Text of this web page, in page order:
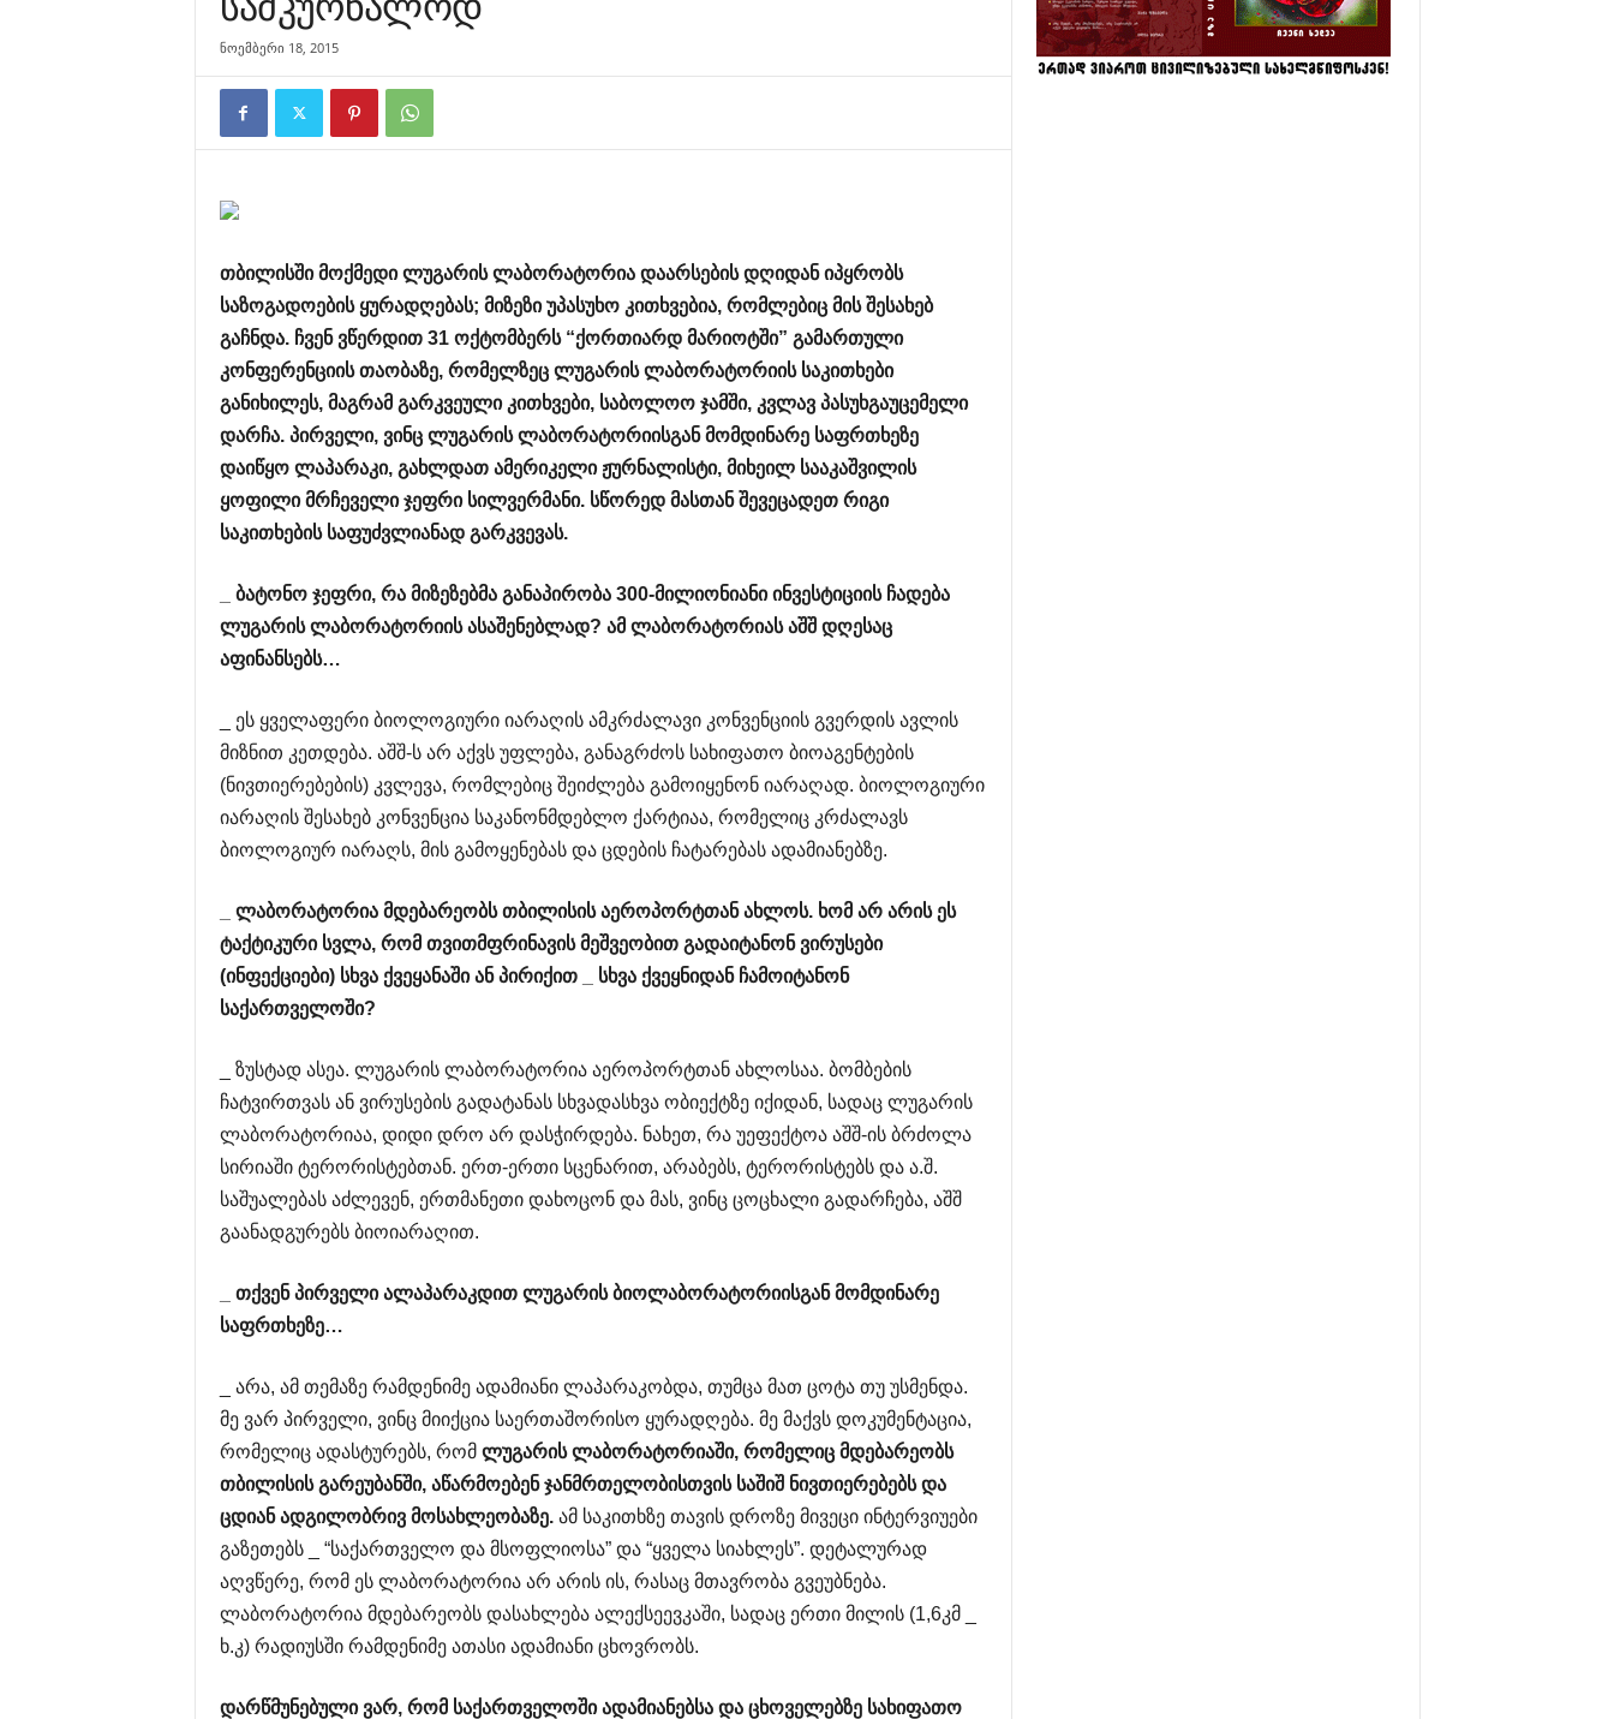
ნოემბერი 18, 2015
თბილისში მოქმედი ლუგარის ლაბორატორია დაარსების დღიდან იპყრობს
საზოგადოების ყურადღებას; მიზეზი უპასუხო კითხვებია, რომლებიც მის შესახებ
გაჩნდა. ჩვენ ვწერდით 31 ოქტომბერს “ქორთიარდ მარიოტში” გამართული
კონფერენციის თაობაზე, რომელზეც ლუგარის ლაბორატორიის საკითხები
განიხილეს, მაგრამ გარკვეული კითხვები, საბოლოო ჯამში, კვლავ პასუხგაუცემელი
დარჩა. პირველი, ვინც ლუგარის ლაბორატორიისგან მომდინარე საფრთხეზე
დაიწყო ლაპარაკი, გახლდათ ამერიკელი ჟურნალისტი, მიხეილ სააკაშვილის
ყოფილი მრჩეველი ჯეფრი სილვერმანი. სწორედ მასთან შევეცადეთ რიგი
საკითხების საფუძვლიანად გარკვევას.
ბატონო ჯეფრი, რა მიზეზებმა განაპირობა300-მილიონიანი ინვესტიციის ჩადება
ლუგარის ლაბორატორიის ასაშენებლად? ამ ლაბორატორიას აშშ დღესაც
აფინანსებს…
_ ეს ყველაფერი ბიოლოგიური იარაღის ამკრძალავი კონვენციის გვერდის ავლის
მიზნით კეთდება. აშშ-ს არ აქვს უფლება, განაგრძოს სახიფათო ბიოაგენტების
(ნივთიერებების) კვლევა, რომლებიც შეიძლება გამოიყენონ იარაღად. ბიოლოგიური
იარაღის შესახებ კონვენცია საკანონმდებლო ქარტიაა, რომელიც კრძალავს
ბიოლოგიურ იარაღს, მის გამოყენებას და ცდების ჩატარებას ადამიანებზე.
ლაბორატორია მდებარეობს თბილისის აეროპორტთან ახლოს. ხომ არ არის ეს
ტაქტიკური სვლა, რომ თვითმფრინავის მეშვეობით გადაიტანონ ვირუსები
(ინფექციები) სხვა ქვეყანაში ან პირიქით_ სხვა ქვეყნიდან ჩამოიტანონ
საქართველოში?
_ ზუსტად ასეა. ლუგარის ლაბორატორია აეროპორტთან ახლოსაა. ბომბების
ჩატვირთვას ან ვირუსების გადატანას სხვადასხვა ობიექტზე იქიდან, სადაც ლუგარის
ლაბორატორიაა, დიდი დრო არ დასჭირდება. ნახეთ, რა უეფექტოა აშშ-ის ბრძოლა
სირიაში ტერორისტებთან. ერთ-ერთი სცენარით, არაბებს, ტერორისტებს და ა.შ.
საშუალებას აძლევენ, ერთმანეთი დახოცონ და მას, ვინც ცოცხალი გადარჩება, აშშ
გაანადგურებს ბიოიარაღით.
თქვენ პირველი ალაპარაკდით ლუგარის ბიოლაბორატორიისგან მომდინარე
საფრთხეზე…
_ არა, ამ თემაზე რამდენიმე ადამიანი ლაპარაკობდა, თუმცა მათ ცოტა თუ უსმენდა.
მე ვარ პირველი, ვინც მიიქცია საერთაშორისო ყურადღება. მე მაქვს დოკუმენტაცია,
რომელიც ადასტურებს, რომ ლუგარის ლაბორატორიაში, რომელიც მდებარეობს
თბილისის გარეუბანში, აწარმოებენ ჯანმრთელობისთვის საშიშ ნივთიერებებს და
ცდიან ადგილობრივ მოსახლეობაზე.ამ საკითხზე თავის დროზე მივეცი ინტერვიუები
გაზეთებს _ “საქართველო და მსოფლიოსა” და “ყველა სიახლეს”. დეტალურად
აღვწერე, რომ ეს ლაბორატორია არ არის ის, რასაც მთავრობა გვეუბნება.
ლაბორატორია მდებარეობს დასახლება ალექსეევკაში, სადაც ერთი მილის (1,6კმ _
ხ.კ) რადიუსში რამდენიმე ათასი ადამიანი ცხოვრობს.
დარწმუნებული ვარ, რომ საქართველოში ადამიანებსა და ცხოველებზე სახიფათო